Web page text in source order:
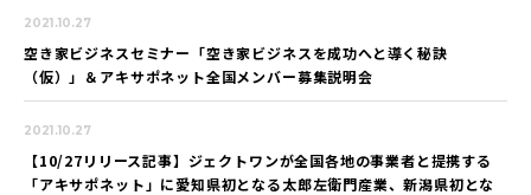
2021.10.27
空き家ビジネスセミナー「空き家ビジネスを成功へと導く秘訣
（仮）」＆アキサポネット全国メンバー募集説明会
2021.10.27
【10/27リリース記事】ジェクトワンが全国各地の事業者と提携する
「アキサポネット」に愛知県初となる太郎左衛門産業、新潟県初とな